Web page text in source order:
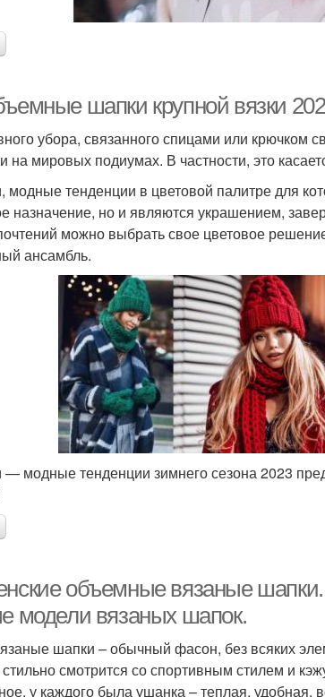
шапки крупной вязки
убора, связанного спицами или крючком
на мировых подиумах. В частности, это
тенденции в цветовой палитре для
назначение, но и являются украшением,
можно выбрать свое цветовое
ансамбль.
модные тенденции зимнего сезона 2023
объемные вязаные
модели вязаных шапок.
шапки – обычный фасон, без всяких
смотрится со спортивным стилем и
у каждого была ушанка – теплая, удобная,